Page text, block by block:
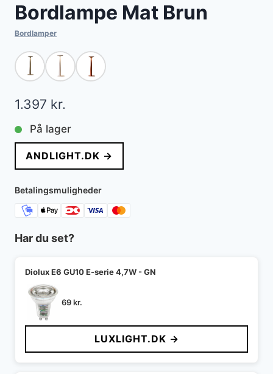
Bordlampe Mat Brun
Bordlamper
1.397 kr.
På lager
ANDLIGHT.DK →
Betalingsmuligheder
Har du set?
Diolux E6 GU10 E-serie 4,7W - GN
69kr.
LUXLIGHT.DK →